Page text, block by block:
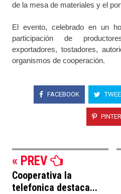
de la mesa de materiales y el
El evento, celebrado en un
participación de
exportadores, tostadores,
organismos de cooperación.
FACEBOOK
« PREV
Cooperativa la
telefonica destaca...